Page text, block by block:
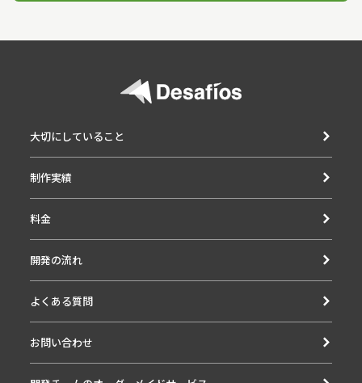
大切にしていること
制作実績
料金
開発の流れ
よくある質問
お問い合わせ